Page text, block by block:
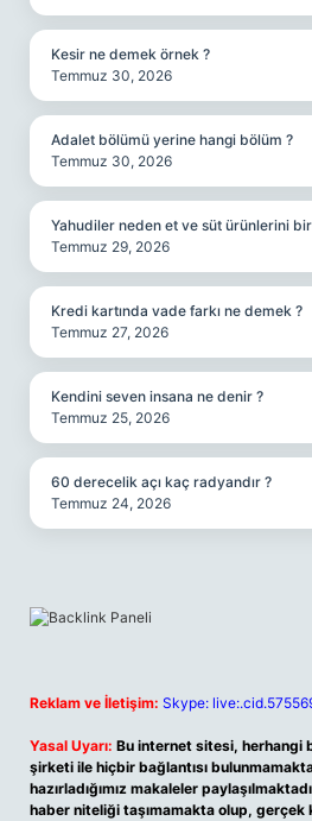
Kesir ne demek örnek ?
Temmuz 30, 2026
Adalet bölümü yerine hangi bölüm ?
Temmuz 30, 2026
Yahudiler neden et ve süt ürünlerini
Temmuz 29, 2026
Kredi kartında vade farkı ne demek ?
Temmuz 27, 2026
Kendini seven insana ne denir ?
Temmuz 25, 2026
60 derecelik açı kaç radyandır ?
Temmuz 24, 2026
Reklam ve İletişim: Skype:
Yasal Uyarı: Bu internet sitesi, herhangi
şirketi ile hiçbir bağlantısı
hazırladığımız makaleler
haber niteliği taşımamakta olup, gerçek